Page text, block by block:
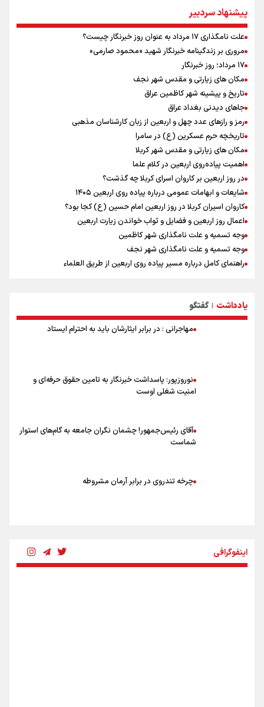
یمن، ایستاده در برابر تحریم و تجاوز
پزشکیان: مذاکره به معنای تسلیم نیست/ دولت برای خدمت به مردم
خواهد ایستاد/ هیچ اختلافی میان دولت و نیروهای مسلح وجود ندارد
خبر سخنگوی کمیسیون امنیت از توافق در چارچوب کلی مذاکرات ایران و
عمان بر سر تنگه هرمز
خطیب جمعه تهران: دشمن شکست مفتضحانه خورده و به التماس افتاده،
ادبیات باخت را هم بلد نیست
پیشنهاد سردبیر
علت نامگذاری ۱۷ مرداد به عنوان روز خبرنگار چیست؟
مروری بر زندگینامه خبرنگار شهید «محمود صارمی»
۱۷ مرداد؛ روز خبرنگار
مکان های زیارتی و مقدس شهر نجف
تاریخ و پیشینه شهر کاظمین عراق
جاهای دیدنی بغداد عراق
رمز و رازهای عدد چهل و اربعین از زبان کارشناسان مذهبی
تاریخچه حرم عسکرین (ع) در سامرا
مکان های زیارتی و مقدس شهر کربلا
اهمیت پیاده‌روی اربعین در کلام علما
در روز اربعین بر کاروان اسرای کربلا چه گذشت؟
شایعات و ابهامات عمومی درباره پیاده روی اربعین ۱۴۰۵
کاروان اسیران کربلا در روز اربعین امام حسین (ع) کجا بود؟
اعمال روز اربعین و فضایل و ثواب خواندن زیارت اربعین
وجه تسمیه و علت نامگذاری شهر کاظمین
وجه تسمیه و علت نامگذاری شهر نجف
راهنمای کامل درباره مسیر پیاده روی اربعین از طریق العلماء
بهترین موکب‌های ایرانی در پیاده روی اربعین ۱۴۰۵
یادداشت | گفتگو
مهاجرانی : در برابر ایثارشان باید به احترام ایستاد
نوروزپور: پاسداشت خبرنگار به تامین حقوق حرفه‌ای و
امنیت شغلی اوست
آقای رئیس‌جمهور! چشمان نگران جامعه به گام‌های استوار
شماست
چرخه تندروی در برابر آرمان مشروطه
اینفوگرافی